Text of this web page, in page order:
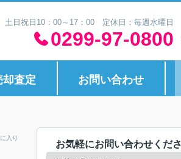
日祝日10：00～17：00 定休日：毎週水曜日
0299-97-0800
却査定 お問い合わせ
入り
お気軽にお問い合わせくだ